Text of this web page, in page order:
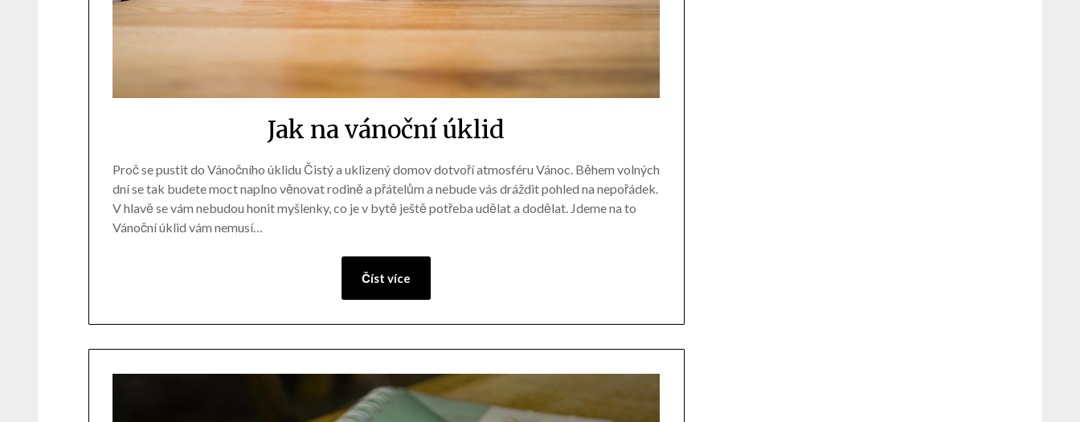
Jak na vánoční úklid
Proč se pustit do Vánočního úklidu Čistý a uklizený domov dotvoří atmosféru Vánoc. Během volných
dní se tak budete moct naplno věnovat rodině a přátelům a nebude vás dráždit pohled na nepořádek.
V hlavě se vám nebudou honit myšlenky, co je v bytě ještě potřeba udělat a dodělat. Jdeme na to
Vánoční úklid vám nemusí…
Číst více